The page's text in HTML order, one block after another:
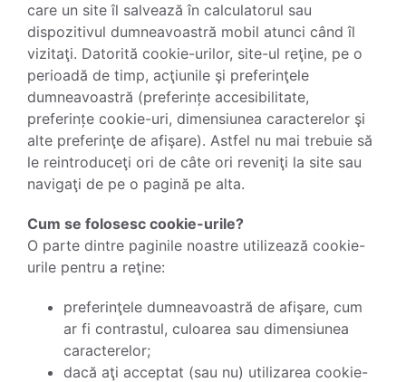
care un site îl salvează în calculatorul sau
dispozitivul dumneavoastră mobil atunci când îl
vizitaţi. Datorită cookie-urilor, site-ul reţine, pe o
perioadă de timp, acţiunile şi preferinţele
dumneavoastră (preferințe accesibilitate,
preferințe cookie-uri, dimensiunea caracterelor şi
alte preferinţe de afişare). Astfel nu mai trebuie să
le reintroduceţi ori de câte ori reveniţi la site sau
navigaţi de pe o pagină pe alta.
Cum se folosesc cookie-urile?
O parte dintre paginile noastre utilizează cookie-
urile pentru a reţine:
preferinţele dumneavoastră de afişare, cum
ar fi contrastul, culoarea sau dimensiunea
caracterelor;
dacă aţi acceptat (sau nu) utilizarea cookie-